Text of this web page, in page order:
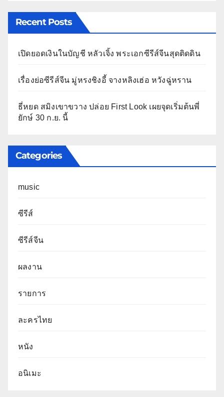
Recent Posts
เปิดยอดเงินในบัญชี หลัวเจิ้ง พระเอกซีรีส์จีนสุดติดดิน
เรื่องย่อซีรีส์จีน มู่หรงชิงอี้ จางหลิงเฮ่อ หวังฉู่หราน
ธี่หยด สมิงเขาขวาง ปล่อย First Look เผยจุดเริ่มต้นพี่
ยักษ์ 30 ก.ย. นี้
Categories
music
ซีรีส์
ซีรีส์จีน
ผลงาน
รายการ
ละครไทย
หนัง
อนิเมะ